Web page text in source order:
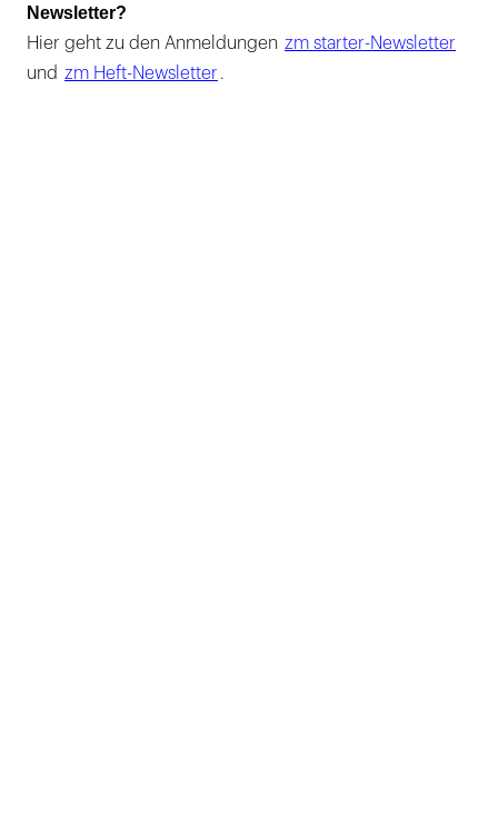
Newsletter?
Hier geht zu den Anmeldungen zm starter-Newsletter
und zm Heft-Newsletter .